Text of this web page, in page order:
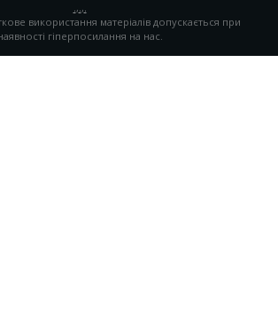
.,.,.
використання матеріалів допускається при
гіперпосилання на нас.